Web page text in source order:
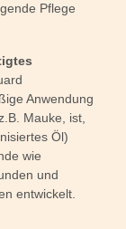
Pflege
Anwendung
Mauke, ist,
Öl)
wie
und
entwickelt.